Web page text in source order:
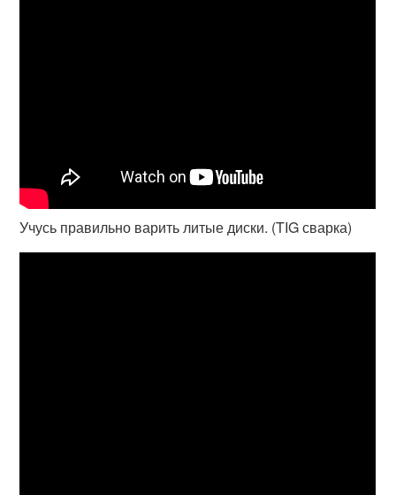
Учусь правильно варить литые диски. (TIG сварка)